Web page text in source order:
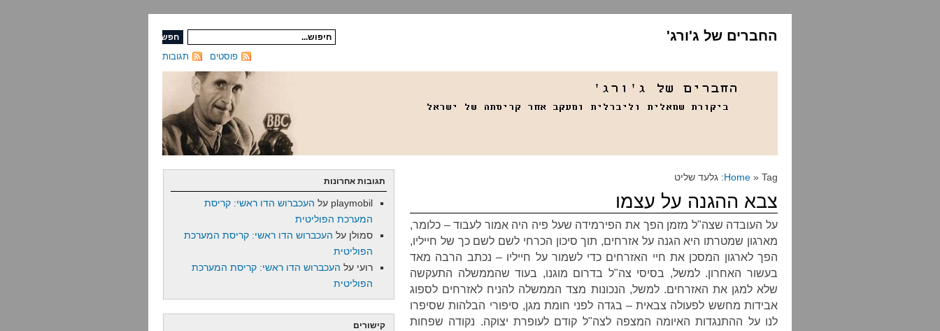
החברים של ג'ורג'
תגובות פוסטים
Home » Tag: גלעד שליט
צבא ההגנה על עצמו
על העובדה שצה"ל מזמן הפך את הפירמידה שעל פיה היה אמור לעבוד – כלומר,
מארגון שמטרתו היא הגנה על אזרחים, תוך סיכון הכרחי לשם לשם כך של חייליו,
הפך לארגון המסכן את חיי האזרחים כדי לשמור על חייליו – נכתב הרבה מאד
בעשור האחרון. למשל, בסיסי צה"ל בדרום מוגנו, בעוד שהממשלה התעקשה
שלא למגן את האזרחים. למשל, הנכונות מצד הממשלה להניח לאזרחים לספוג
אבידות מחשש לפעולה צבאית – בגדה לפני חומת מגן, סיפורי הבלהות שסיפרו
לנו על ההתנגדות האיומה המצפה לצה"ל קודם לעופרת יצוקה. נקודה שפחות
תגובות אחרונות
playmobil על העכברוש הדו ראשי: קריסת
המערכת הפוליטית
סמולן על העכברוש הדו ראשי: קריסת המערכת
הפוליטית
רועי על העכברוש הדו ראשי: קריסת המערכת
הפוליטית
קישורים